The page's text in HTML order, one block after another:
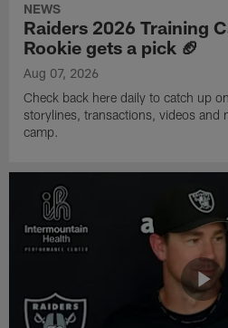
NEWS
Raiders 2026 Training
Rookie gets a pick 🏈
Aug 07, 2026
Check back here daily to catch up
storylines, transactions, videos and
camp.